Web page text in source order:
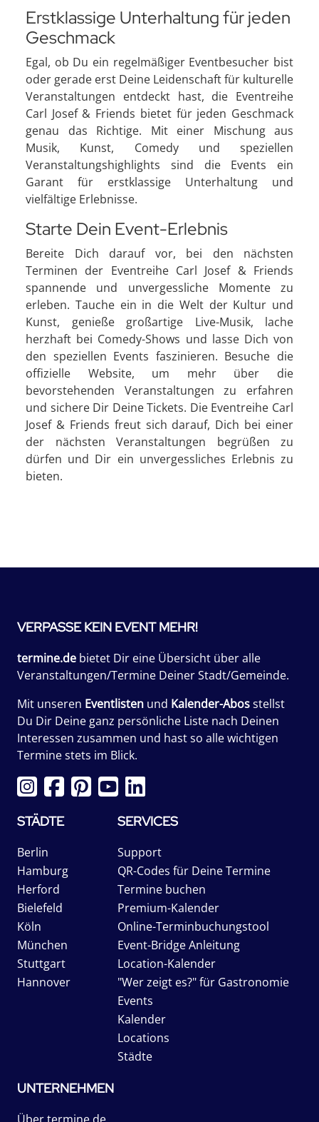
Erstklassige Unterhaltung für jeden
Geschmack
Egal, ob Du ein regelmäßiger Eventbesucher bist
oder gerade erst Deine Leidenschaft für kulturelle
Veranstaltungen entdeckt hast, die Eventreihe
Carl Josef & Friends bietet für jeden Geschmack
genau das Richtige. Mit einer Mischung aus
Musik, Kunst, Comedy und speziellen
Veranstaltungshighlights sind die Events ein
Garant für erstklassige Unterhaltung und
vielfältige Erlebnisse.
Starte Dein Event-Erlebnis
Bereite Dich darauf vor, bei den nächsten
Terminen der Eventreihe Carl Josef & Friends
spannende und unvergessliche Momente zu
erleben. Tauche ein in die Welt der Kultur und
Kunst, genieße großartige Live-Musik, lache
herzhaft bei Comedy-Shows und lasse Dich von
den speziellen Events faszinieren. Besuche die
offizielle Website, um mehr über die
bevorstehenden Veranstaltungen zu erfahren
und sichere Dir Deine Tickets. Die Eventreihe Carl
Josef & Friends freut sich darauf, Dich bei einer
der nächsten Veranstaltungen begrüßen zu
dürfen und Dir ein unvergessliches Erlebnis zu
bieten.
VERPASSE KEIN EVENT MEHR!
termine.de bietet Dir eine Übersicht über alle
Veranstaltungen/Termine Deiner Stadt/Gemeinde.
Mit unseren Eventlisten und Kalender-Abosstellst
Du Dir Deine ganz persönliche Liste nach Deinen
Interessen zusammen und hast so alle wichtigen
Termine stets im Blick.
STÄDTE
Berlin
Hamburg
Herford
Bielefeld
Köln
München
Stuttgart
Hannover
SERVICES
Support
QR-Codes für Deine Termine
Termine buchen
Premium-Kalender
Online-Terminbuchungstool
Event-Bridge Anleitung
Location-Kalender
"Wer zeigt es?" für Gastronomie
Events
Kalender
Locations
Städte
UNTERNEHMEN
Über termine.de